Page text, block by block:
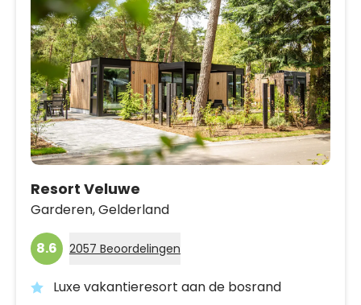
Resort Veluwe
Garderen,Gelderland
8.6 2057 Beoordelingen
Luxe vakantieresort aan de bosrand